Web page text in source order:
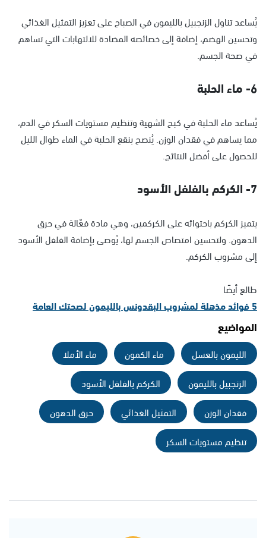
يُساعد تناول الزنجبيل بالليمون في الصباح على تعزيز التمثيل الغذائي
وتحسين الهضم، إضافة إلى خصائصه المضادة للالتهابات التي تساهم
في صحة الجسم.
6- ماء الحلبة
يُساعد ماء الحلبة في كبح الشهية وتنظيم مستويات السكر في الدم،
مما يساهم في فقدان الوزن. يُنصح بنقع الحلبة في الماء طوال الليل
للحصول على أفضل النتائج.
7- الكركم بالفلفل الأسود
يتميز الكركم باحتوائه على الكركمين، وهي مادة فعّالة في حرق
الدهون. ولتحسين امتصاص الجسم لها، يُوصى بإضافة الفلفل الأسود
إلى مشروب الكركم.
طالع أيضًا
5 فوائد مذهلة لمشروب البقدونس بالليمون لصحتك العامة
المواضيع
الليمون بالعسل ماء الكمون
ماء الأملا
الزنجبيل بالليمون
الكركم بالفلفل الأسود
فقدان الوزن
التمثيل الغذائي
حرق الدهون
تنظيم مستويات السكر